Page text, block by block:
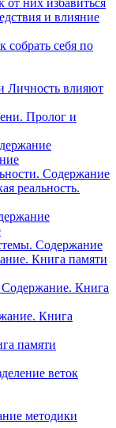
от них избавиться
и влияние
собрать себя по
Личность влияют
Пролог и
Содержание
реальность.
Содержание
Книга памяти
Книга
Книга
памяти
веток
методики